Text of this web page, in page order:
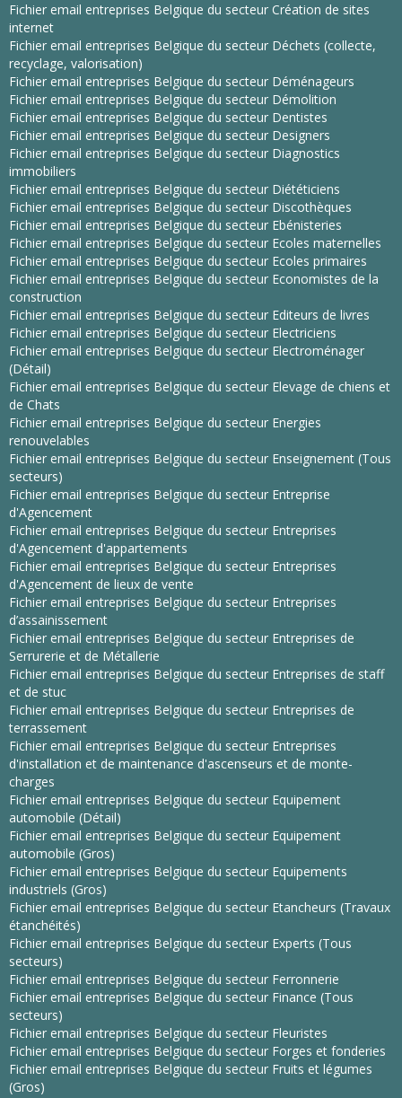
Fichier email entreprises Belgique du secteur Création de sites
internet
Fichier email entreprises Belgique du secteur Déchets (collecte,
recyclage, valorisation)
Fichier email entreprises Belgique du secteur Déménageurs
Fichier email entreprises Belgique du secteur Démolition
Fichier email entreprises Belgique du secteur Dentistes
Fichier email entreprises Belgique du secteur Designers
Fichier email entreprises Belgique du secteur Diagnostics
immobiliers
Fichier email entreprises Belgique du secteur Diététiciens
Fichier email entreprises Belgique du secteur Discothèques
Fichier email entreprises Belgique du secteur Ebénisteries
Fichier email entreprises Belgique du secteur Ecoles maternelles
Fichier email entreprises Belgique du secteur Ecoles primaires
Fichier email entreprises Belgique du secteur Economistes de la
construction
Fichier email entreprises Belgique du secteur Editeurs de livres
Fichier email entreprises Belgique du secteur Electriciens
Fichier email entreprises Belgique du secteur Electroménager
(Détail)
Fichier email entreprises Belgique du secteur Elevage de chiens et
de Chats
Fichier email entreprises Belgique du secteur Energies
renouvelables
Fichier email entreprises Belgique du secteur Enseignement (Tous
secteurs)
Fichier email entreprises Belgique du secteur Entreprise
d'Agencement
Fichier email entreprises Belgique du secteur Entreprises
d'Agencement d'appartements
Fichier email entreprises Belgique du secteur Entreprises
d'Agencement de lieux de vente
Fichier email entreprises Belgique du secteur Entreprises
d’assainissement
Fichier email entreprises Belgique du secteur Entreprises de
Serrurerie et de Métallerie
Fichier email entreprises Belgique du secteur Entreprises de staff
et de stuc
Fichier email entreprises Belgique du secteur Entreprises de
terrassement
Fichier email entreprises Belgique du secteur Entreprises
d'installation et de maintenance d'ascenseurs et de monte-
charges
Fichier email entreprises Belgique du secteur Equipement
automobile (Détail)
Fichier email entreprises Belgique du secteur Equipement
automobile (Gros)
Fichier email entreprises Belgique du secteur Equipements
industriels (Gros)
Fichier email entreprises Belgique du secteur Etancheurs (Travaux
étanchéités)
Fichier email entreprises Belgique du secteur Experts (Tous
secteurs)
Fichier email entreprises Belgique du secteur Ferronnerie
Fichier email entreprises Belgique du secteur Finance (Tous
secteurs)
Fichier email entreprises Belgique du secteur Fleuristes
Fichier email entreprises Belgique du secteur Forges et fonderies
Fichier email entreprises Belgique du secteur Fruits et légumes
(Gros)